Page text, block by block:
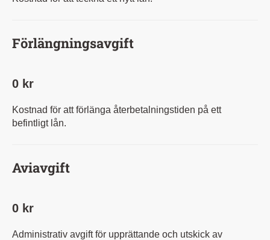
Förlängningsavgift
0 kr
Kostnad för att förlänga återbetalningstiden på ett
befintligt lån.
Aviavgift
0 kr
Administrativ avgift för upprättande och utskick av